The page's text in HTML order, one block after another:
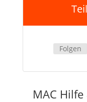
Folgen
MAC Hilfe